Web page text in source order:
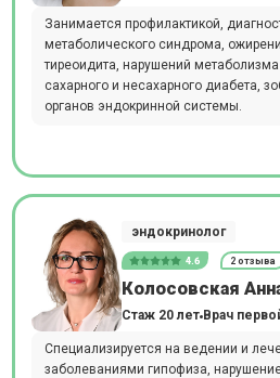
Занимается профилактикой,
метаболического синдрома,
тиреоидита, нарушений метаболизма
сахарного и несахарного диабета,
органов эндокринной системы.
эндокринолог
4.6 2 отзыва
Колосовская
Стаж 20 лет Врач
Специализируется на ведении и
заболеваниями гипофиза,